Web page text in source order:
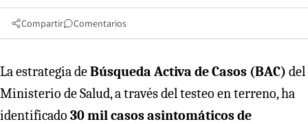
Compartir Comentarios
La estrategia deBúsqueda Activa de Casos (BAC) del
Ministerio de Salud, a través del testeo en terreno, ha
identificado 30 mil casos asintomáticos de